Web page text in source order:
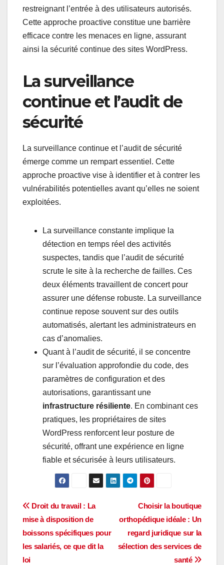
restreignant l’entrée à des utilisateurs autorisés.
Cette approche proactive constitue une barrière
efficace contre les menaces en ligne, assurant
ainsi la sécurité continue des sites WordPress.
La surveillance
continue et l’audit de
sécurité
La surveillance continue et l’audit de sécurité
émerge comme un rempart essentiel. Cette
approche proactive vise à identifier et à contrer les
vulnérabilités potentielles avant qu’elles ne soient
exploitées.
La surveillance constante implique la
détection en temps réel des activités
suspectes, tandis que l’audit de sécurité
scrute le site à la recherche de failles. Ces
deux éléments travaillent de concert pour
assurer une défense robuste. La surveillance
continue repose souvent sur des outils
automatisés, alertant les administrateurs en
cas d’anomalies.
Quant à l’audit de sécurité, il se concentre
sur l’évaluation approfondie du code, des
paramètres de configuration et des
autorisations, garantissant une
infrastructure résiliente. En combinant ces
pratiques, les propriétaires de sites
WordPress renforcent leur posture de
sécurité, offrant une expérience en ligne
fiable et sécurisée à leurs utilisateurs.
Navigation
de
l’article
Choisir la boutique
orthopédique idéale : Un
regard juridique sur la
sélection des services de
santé
Droit du travail : La
mise à disposition de
boissons spécifiques pour
les salariés, ce que dit la
loi